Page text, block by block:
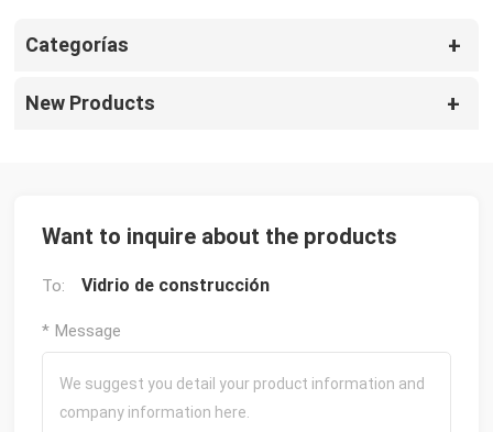
Categorías
New Products
Want to inquire about the products
To: Vidrio de construcción
* Message